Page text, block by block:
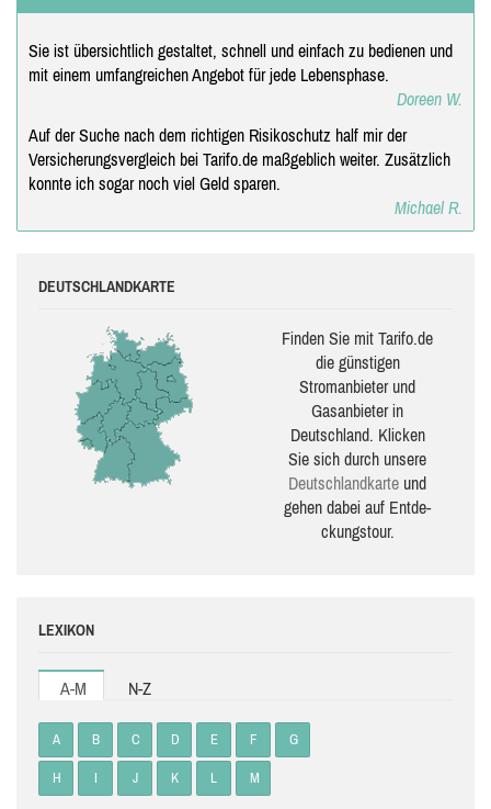
Sie ist übersichtlich gestaltet, schnell und einfach zu bedienen und
mit einem umfangreichen Angebot für jede Lebensphase.
Doreen W.
Auf der Suche nach dem richtigen Risikoschutz half mir der
Versicherungsvergleich bei Tarifo.de maßgeblich weiter. Zusätzlich
konnte ich sogar noch viel Geld sparen.
Michael R.
DEUTSCHLANDKARTE
Finden Sie mit Tarifo.de
die güns­ti­gen
Stromanbieter und
Gasanbieter in
Deutschland. Klicken
Sie sich durch unsere
Deutsch­land­karte und
gehen dabei auf Ent­de­
ckungs­tour.
LEXIKON
A-M N-Z
A B C D E F G
H I J K L M